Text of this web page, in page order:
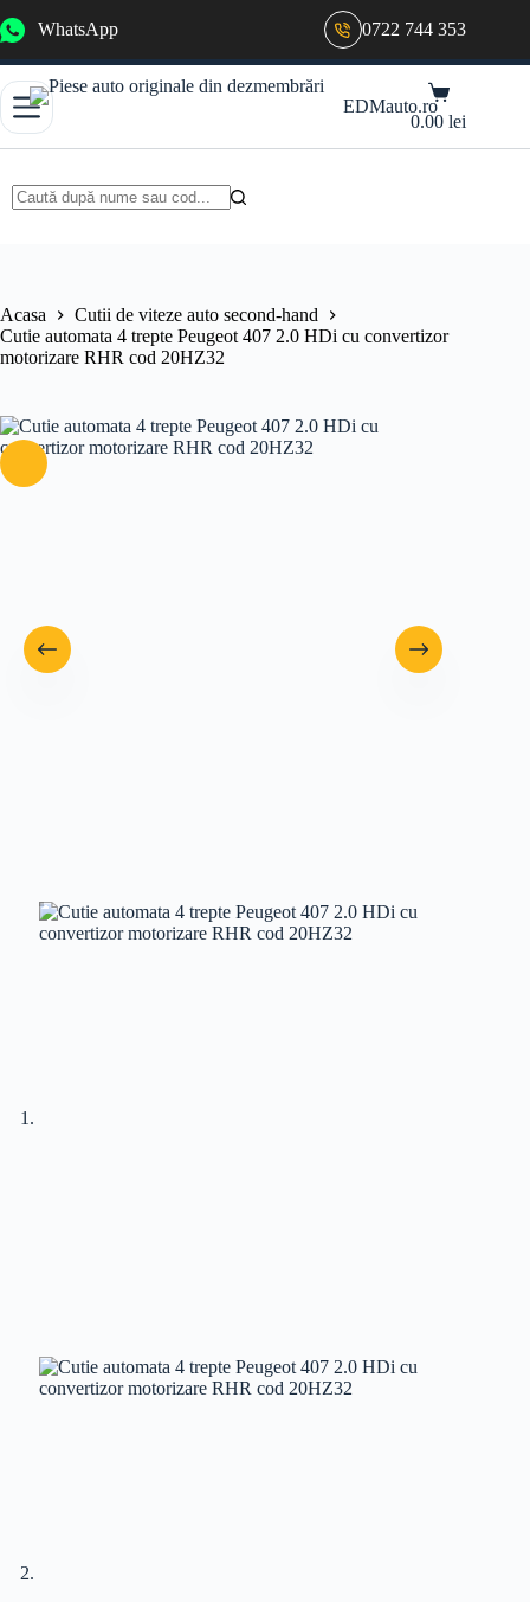
la
WhatsApp 0722 744 353
EDMauto.ro
Coș
de
cumpărături
0.00lei
Acasa
Cutii de viteze auto second-hand
Cutie automata 4 trepte Peugeot 407 2.0 HDi cu convertizor
motorizare RHR cod 20HZ32